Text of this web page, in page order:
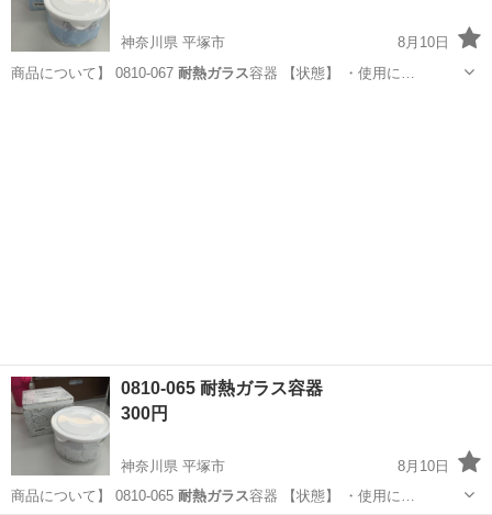
神奈川県 平塚市
8月10日
商品について】 0810-067 耐熱ガラス 容器 【状態】 ・使用に…
0810-065 耐熱ガラス容器
300円
神奈川県 平塚市
8月10日
商品について】 0810-065 耐熱ガラス 容器 【状態】 ・使用に…